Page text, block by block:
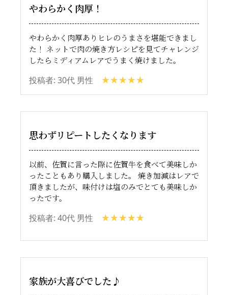
やわらかく肉厚！
やわらかく肉厚ありヒレのうまさを堪能できまし
た！ ネットで肉の焼き方レシピを見てチャレンジ
したらミディアムレアでうまく焼けました。
投稿者: 30代 男性
思わずリピートしたくなります
以前、佐賀に言った際に佐賀牛を食べて美味しか
ったこともあり購入しました。 焼き加減はレアで
頂きましたが、味付けは塩のみでとても美味しか
ったです。
投稿者: 40代 男性
家族が大喜びでした♪